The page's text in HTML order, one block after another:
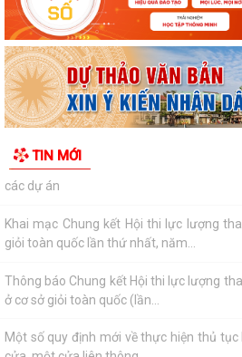
TIN MỚI
Thông báo Chung kết Hội thi lực lượng
ở cơ sở giỏi toàn quốc (lần...
Một số quy định mới về thực hiện thủ
cửa, một cửa liên thông
trường điện tử
Triển khai nộp thuế sử dụng đất phi
Hướng dẫn cài đặt và sử dụng, nộp
HẢI PHÒNG THU PHÍ 0 ĐỒNG ĐỐI VỚI 4 LỆ